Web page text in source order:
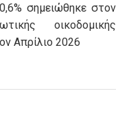
σημειώθηκε στον
οικοδομικής
Απρίλιο 2026